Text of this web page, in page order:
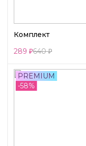
Комплект
289
640
-58%
PREMIUM